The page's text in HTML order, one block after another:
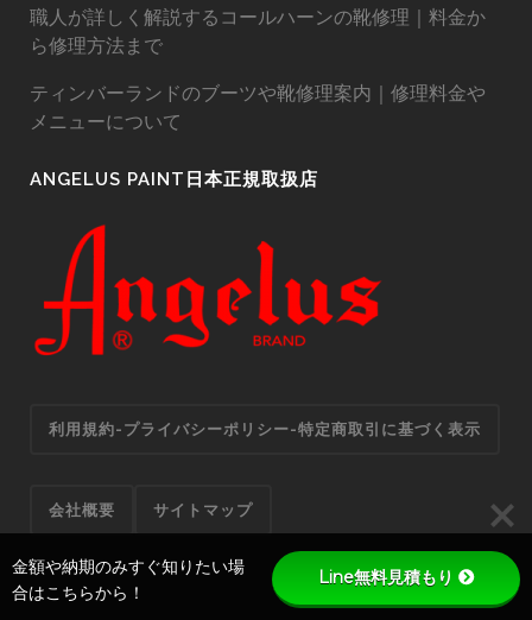
職人が詳しく解説するコールハーンの靴修理｜料金か
ら修理方法まで
ティンバーランドのブーツや靴修理案内｜修理料金や
メニューについて
ANGELUS PAINT日本正規取扱店
利用規約-プライバシーポリシー-特定商取引に基づく表示
会社概要 サイトマップ
金額や納期のみすぐ知りたい場
合はこちらから！
Line無料見積もり